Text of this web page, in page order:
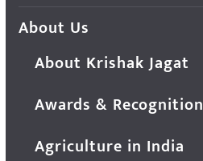
About Us
About Krishak Jagat
Awards & Recognition
Agriculture in India